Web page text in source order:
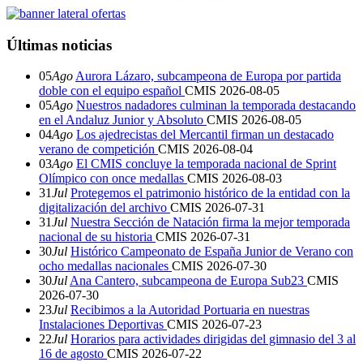
Últimas noticias
05Ago Aurora Lázaro, subcampeona de Europa por partida
doble con el equipo español CMIS 2026-08-05
05Ago Nuestros nadadores culminan la temporada destacando
en el Andaluz Junior y Absoluto CMIS 2026-08-05
04Ago Los ajedrecistas del Mercantil firman un destacado
verano de competición CMIS 2026-08-04
03Ago El CMIS concluye la temporada nacional de Sprint
Olímpico con once medallas CMIS 2026-08-03
31Jul Protegemos el patrimonio histórico de la entidad con la
digitalización del archivo CMIS 2026-07-31
31Jul Nuestra Sección de Natación firma la mejor temporada
nacional de su historia CMIS 2026-07-31
30Jul Histórico Campeonato de España Junior de Verano con
ocho medallas nacionales CMIS 2026-07-30
30Jul Ana Cantero, subcampeona de Europa Sub23 CMIS
2026-07-30
23Jul Recibimos a la Autoridad Portuaria en nuestras
Instalaciones Deportivas CMIS 2026-07-23
22Jul Horarios para actividades dirigidas del gimnasio del 3 al
16 de agosto CMIS 2026-07-22